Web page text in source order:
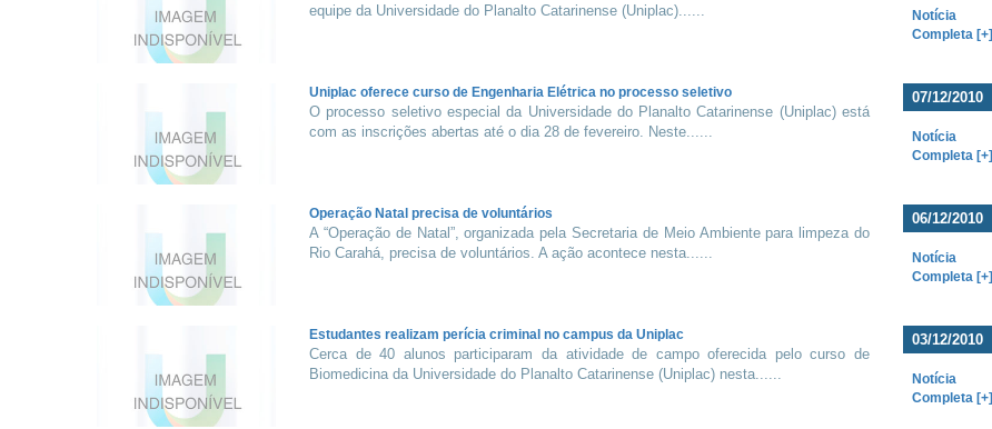
equipe da Universidade do Planalto Catarinense (Uniplac)......
Notícia
Completa [+]
Uniplac oferece curso de Engenharia Elétrica no processo seletivo
O processo seletivo especial da Universidade do Planalto Catarinense (Uniplac) está
com as inscrições abertas até o dia 28 de fevereiro. Neste......
07/12/2010
Notícia
Completa [+]
Operação Natal precisa de voluntários
A “Operação de Natal”, organizada pela Secretaria de Meio Ambiente para limpeza do
Rio Carahá, precisa de voluntários. A ação acontece nesta......
06/12/2010
Notícia
Completa [+]
Estudantes realizam perícia criminal no campus da Uniplac
Cerca de 40 alunos participaram da atividade de campo oferecida pelo curso de
Biomedicina da Universidade do Planalto Catarinense (Uniplac) nesta......
03/12/2010
Notícia
Completa [+]